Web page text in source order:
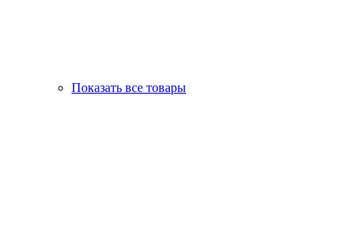
Показать все товары